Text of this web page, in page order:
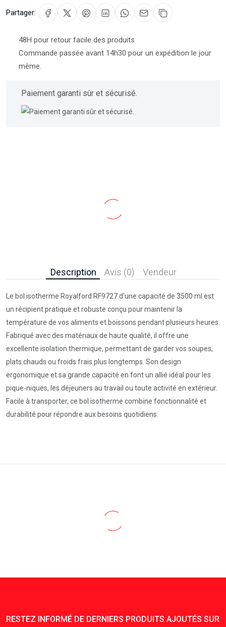
Partager:
48H pour retour facile des produits
Commande passée avant 14h30 pour un expédition le jour
même.
Paiement garanti sûr et sécurisé.
Description Avis (0) Vendeur
Le bol isotherme Royalford RF9727 d'une capacité de 3500 ml est
un récipient pratique et robuste conçu pour maintenir la
température de vos aliments et boissons pendant plusieurs heures.
Fabriqué avec des matériaux de haute qualité, il offre une
excellente isolation thermique, permettant de garder vos soupes,
plats chauds ou froids frais plus longtemps. Son design
ergonomique et sa grande capacité en font un allié idéal pour les
pique-niques, les déjeuners au travail ou toute activité en extérieur.
Facile à transporter, ce bol isotherme combine fonctionnalité et
durabilité pour répondre aux besoins quotidiens.
RESTEZ INFORMÉ DE DERNIERS PRODUITS AJOUTÉS SUR